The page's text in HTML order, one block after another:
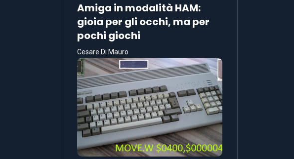
Amiga in modalità HAM:
gioia per gli occhi, ma per
pochi giochi
Cesare Di Mauro